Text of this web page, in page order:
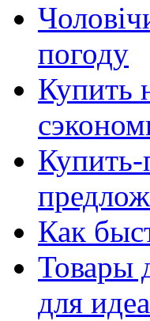
погоду
Купить
Как
Товары
для